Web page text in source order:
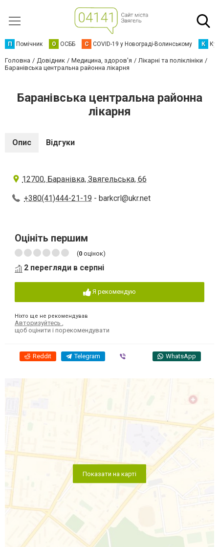
П Помічник О ОСББ C COVID-19 у Новограді-Волинському К
Головна Довідник Медицина, здоров'я
Лікарні та поліклініки
Баранівська центральна районна лікарня
Баранівська центральна районна
лікарня
Опис Відгуки
12700, Баранівка, Звягельська, 66
+380(41)444-21-19 - barkcrl@ukr.net
Оцініть першим
(0 оцінок)
2 перегляди в серпні
Я рекомендую
Ніхто ще не рекомендував
Авторизуйтесь
щоб оцінити і порекомендувати
Reddit Telegram WhatsApp
Показати на карті